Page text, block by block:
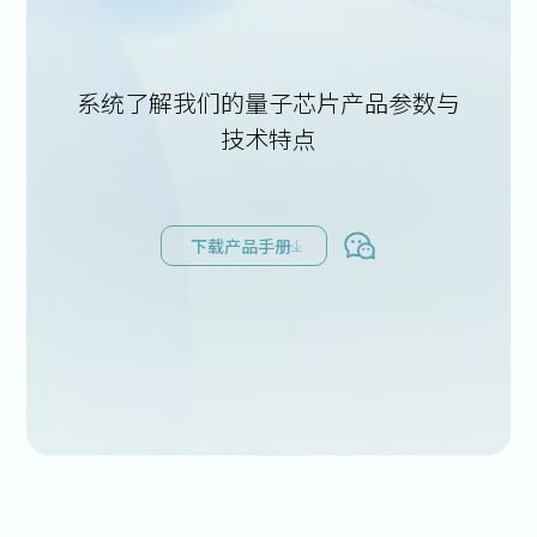
系统了解我们的量子芯片产品参数与
技术特点
下载产品手册